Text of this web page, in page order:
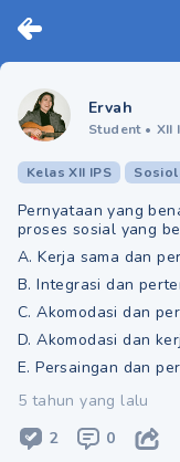
Ervah
Student • XII
Kelas XII IPS
Pernyataan yang
proses sosial yang
A. Kerja sama dan
B. Integrasi dan
C. Akomodasi dan
D. Akomodasi dan
E. Persaingan dan
5 tahun yang lalu
2
0